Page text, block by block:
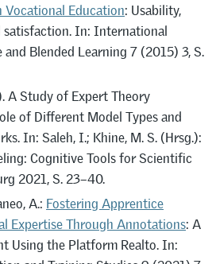
Education: Usability,
satisfaction. In: International
Blended Learning 7 (2015) 3, S.
A Study of Expert Theory
of Different Model Types and
In: Saleh, I.; Khine, M. S. (Hrsg.):
Cognitive Tools for Scientific
2021, S. 23–40.
A.: Fostering Apprentice
Expertise Through Annotations: A
Using the Platform Realto. In: